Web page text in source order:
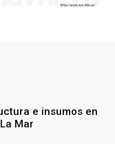
e insumos en
Mar